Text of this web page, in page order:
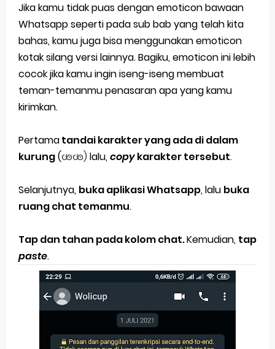
Jika kamu tidak puas dengan emoticon bawaan
Whatsapp seperti pada sub bab yang telah kita
bahas, kamu juga bisa menggunakan emoticon
kotak silang versi lainnya. Bagiku, emoticon ini lebih
cocok jika kamu ingin iseng-iseng membuat
teman-temanmu penasaran apa yang kamu
kirimkan.
Pertamatandai karakter yang ada di dalam
kurung(ꧾꧾ)lalu,copykarakter tersebut.
Selanjutnya, buka aplikasi Whatsapp, lalu buka
ruang chat temanmu.
Tap dan tahan pada kolom chat.Kemudian, tap
paste.